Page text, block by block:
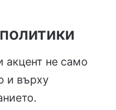
акцент не само
и върху